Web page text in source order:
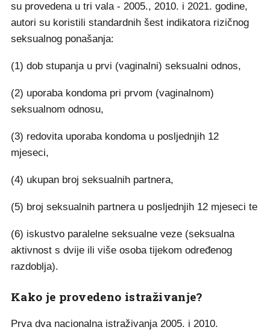
su provedena u tri vala - 2005., 2010. i 2021. godine,
autori su koristili standardnih šest indikatora rizičnog
seksualnog ponašanja:
(1) dob stupanja u prvi (vaginalni) seksualni odnos,
(2) uporaba kondoma pri prvom (vaginalnom)
seksualnom odnosu,
(3) redovita uporaba kondoma u posljednjih 12
mjeseci,
(4) ukupan broj seksualnih partnera,
(5) broj seksualnih partnera u posljednjih 12 mjeseci te
(6) iskustvo paralelne seksualne veze (seksualna
aktivnost s dvije ili više osoba tijekom određenog
razdoblja).
Kako je provedeno istraživanje?
Prva dva nacionalna istraživanja 2005. i 2010.